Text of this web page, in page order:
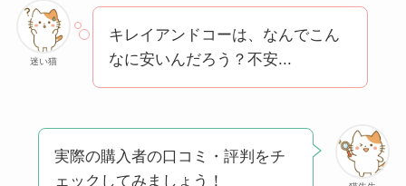
たまごっちみーつは
なぜ高い？なぜ人
The Rowはなぜ高
迷い猫
キレイアンドコーは、なんでこん
なに安いんだろう？不安...
実際の購入者の口コミ・評判をチ
ェックしてみましょう！